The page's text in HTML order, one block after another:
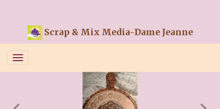
Scrap & Mix Media-Dame Jeanne